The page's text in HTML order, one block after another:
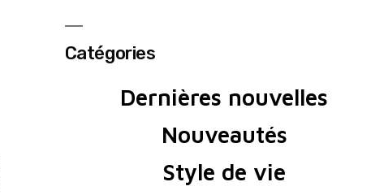
Catégories
Dernières nouvelles
Nouveautés
Style de vie